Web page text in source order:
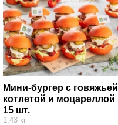
Мини-бургер с говяжьей
котлетой и моцареллой
15 шт.
1,43 кг